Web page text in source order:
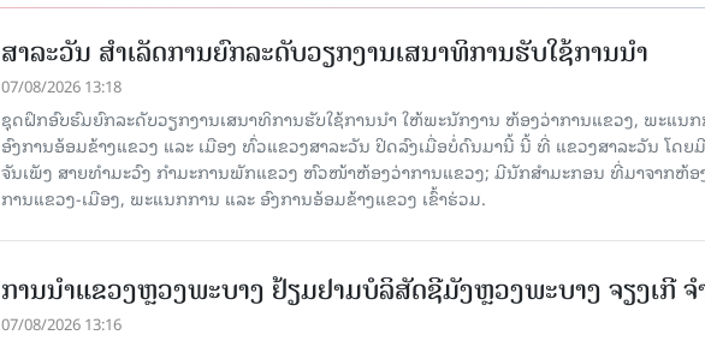
ສາລະວັນ ສໍາເລັດການຍົກລະດັບວຽກງານເສນາທິການຮັບໃຊ້ການນໍາ
07/08/2026 13:18
ຊຸດຝຶກອົບຮົມຍົກລະດັບວຽກງານເສນາທິການຮັບໃຊ້ການນໍາ ໃຫ້ພະນັກງານ ຫ້ອງວ່າການແຂວງ, ພະແນ
ອົງການອ້ອມຂ້າງແຂວງ ແລະ ເມືອງ ທົ່ວແຂວງສາລະວັນ ປິດລົງເມື່ອ​ບໍ່​ດົນ​ມາ​ນີ້ ນີ້ ທີ່ ແຂວງສາລະວັນ ໂດຍ​
ຈັນເພັງ ສາຍທຳມະວົງ ກຳມະການພັກແຂວງ ຫົວໜ້າຫ້ອງວ່າການແຂວງ; ມີນັກສຳມະກອນ ທີ່ມາຈາກຫ້ອ
ການແຂວງ-ເມືອງ, ພະແນກການ ແລະ ອົງການອ້ອມຂ້າງແຂວງ ເຂົ້າຮ່ວມ.
ການນຳແຂວງຫຼວງພະບາງ ຢ້ຽມ​ຢາມບໍ​ລິ​ສັດຊີມັງຫຼວງພະບາງ ຈຽງເກີ
07/08/2026 13:16